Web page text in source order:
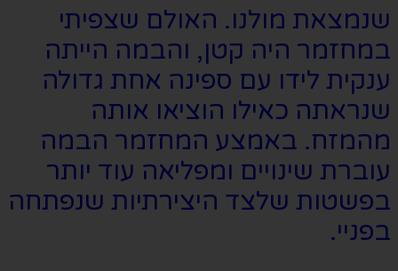
שנמצאת מולנו. האולם שצפיתי
במחזמר היה קטן, והבמה הייתה
ענקית לידו עם ספינה אחת גדולה
שנראתה כאילו הוציאו אותה
מהמזח. באמצע המחזמר הבמה
עוברת שינויים ומפליאה עוד יותר
בפשטות שלצד היצירתיות שנפתחה
בפניי.